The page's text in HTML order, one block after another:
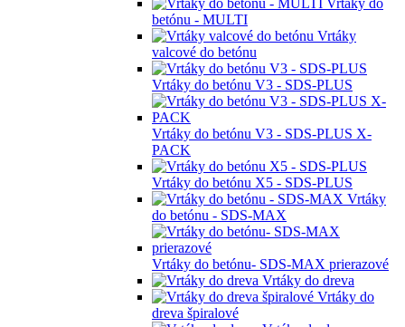
Vrtáky do
betónu - MULTI
Vrtáky
valcové do betónu
Vrtáky do betónu V3 - SDS-PLUS
Vrtáky do betónu V3 - SDS-PLUS X-
PACK
Vrtáky do betónu X5 - SDS-PLUS
Vrtáky
do betónu - SDS-MAX
Vrtáky do betónu- SDS-MAX prierazové
Vrtáky do dreva
Vrtáky do
dreva špiralové